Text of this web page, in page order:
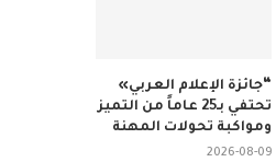
“جائزة الإعلام العربي»
تحتفي بـ25 عاماً من التميز
ومواكبة تحولات المهنة
2026-08-09